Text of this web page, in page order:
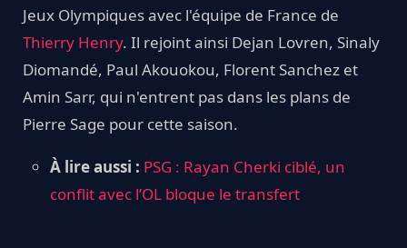
Jeux Olympiques avec l'équipe de France de
Thierry Henry. Il rejoint ainsi Dejan Lovren, Sinaly
Diomandé, Paul Akouokou, Florent Sanchez et
Amin Sarr, qui n'entrent pas dans les plans de
Pierre Sage pour cette saison.
À lire aussi : PSG : Rayan Cherki ciblé, un
conflit avec l’OL bloque le transfert